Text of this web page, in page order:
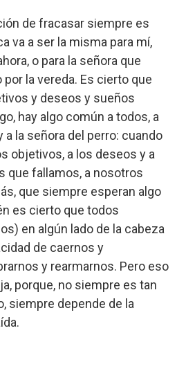
de fracasar siempre es
va a ser la misma para mí,
o para la señora que
la vereda. Es cierto que
y deseos y sueños
hay algo común a todos, a
a la señora del perro: cuando
objetivos, a los deseos y a
que fallamos, a nosotros
que siempre esperan algo
es cierto que todos
en algún lado de la cabeza
de caernos y
y rearmarnos. Pero eso
porque, no siempre es tan
siempre depende de la